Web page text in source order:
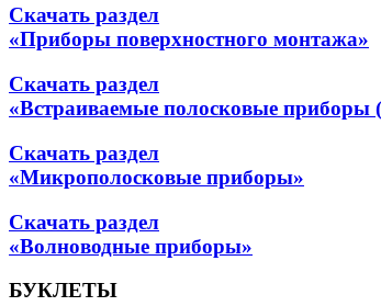
Скачать раздел
«Приборы поверхностного монтажа»
Скачать раздел
«Встраиваемые полосковые приборы
Скачать раздел
«Микрополосковые приборы»
Скачать раздел
«Волноводные приборы»
БУКЛЕТЫ